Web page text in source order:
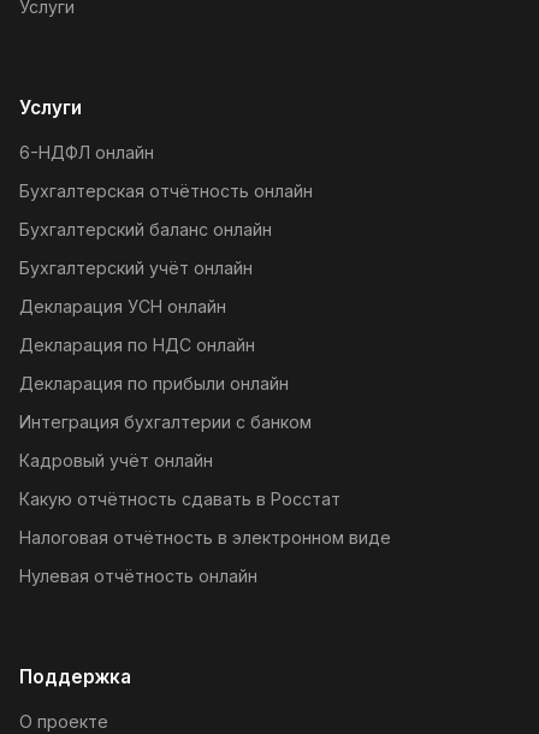
Услуги
Услуги
6-НДФЛ онлайн
Бухгалтерская отчётность онлайн
Бухгалтерский баланс онлайн
Бухгалтерский учёт онлайн
Декларация УСН онлайн
Декларация по НДС онлайн
Декларация по прибыли онлайн
Интеграция бухгалтерии с банком
Кадровый учёт онлайн
Какую отчётность сдавать в Росстат
Налоговая отчётность в электронном виде
Нулевая отчётность онлайн
Поддержка
О проекте